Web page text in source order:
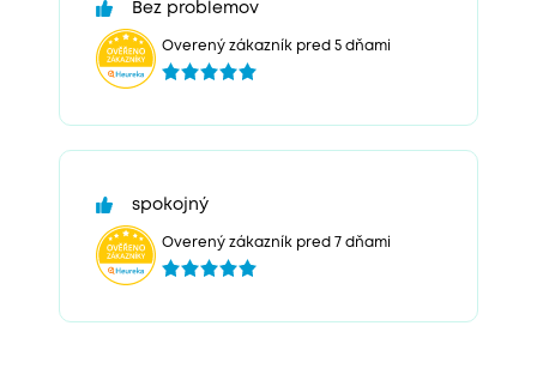
Bez problemov
Overený zákazník pred 5 dňami
spokojný
Overený zákazník pred 7 dňami